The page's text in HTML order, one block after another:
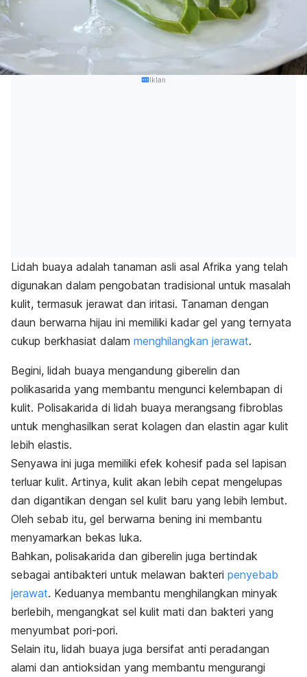
Iklan
Lidah buaya adalah tanaman asli asal Afrika yang telah
digunakan dalam pengobatan tradisional untuk masalah
kulit, termasuk jerawat dan iritasi. Tanaman dengan
daun berwarna hijau ini memiliki kadar gel yang ternyata
cukup berkhasiat dalam menghilangkan jerawat.
Begini, lidah buaya mengandung giberelin dan
polikasarida yang membantu mengunci kelembapan di
kulit. Polisakarida di lidah buaya merangsang fibroblas
untuk menghasilkan serat kolagen dan elastin agar kulit
lebih elastis.
Senyawa ini juga memiliki efek kohesif pada sel lapisan
terluar kulit. Artinya, kulit akan lebih cepat mengelupas
dan digantikan dengan sel kulit baru yang lebih lembut.
Oleh sebab itu, gel berwarna bening ini membantu
menyamarkan bekas luka.
Bahkan, polisakarida dan giberelin juga bertindak
sebagai antibakteri untuk melawan bakteri penyebab
jerawat. Keduanya membantu menghilangkan minyak
berlebih, mengangkat sel kulit mati dan bakteri yang
menyumbat pori-pori.
Selain itu, lidah buaya juga bersifat anti peradangan
alami dan antioksidan yang membantu mengurangi